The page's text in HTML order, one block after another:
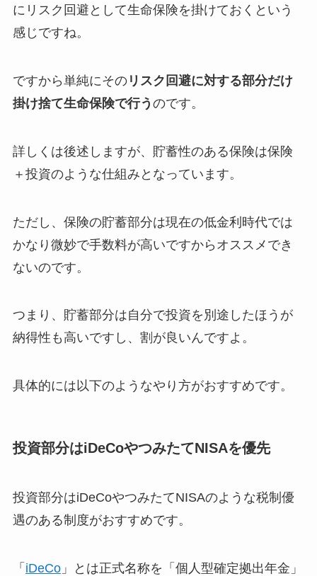
にリスク回避として生命保険を掛けておくという
感じですね。
ですから単純にそのリスク回避に対する部分だけ
掛け捨て生命保険で行う のです。
詳しくは後述しますが、貯蓄性のある保険は保険
＋投資のような仕組みとなっています。
ただし、保険の貯蓄部分は現在の低金利時代では
かなり微妙で手数料が高いですからオススメでき
ないのです。
つまり、貯蓄部分は自分で投資を別途したほうが
納得性も高いですし、割が良いんですよ。
具体的には以下のようなやり方がおすすめです。
投資部分はiDeCoやつみたてNISAを優先
投資部分はiDeCoやつみたてNISAのような税制優
遇のある制度がおすすめです。
「 iDeCo」とは正式名称を「個人型確定拠出年金」